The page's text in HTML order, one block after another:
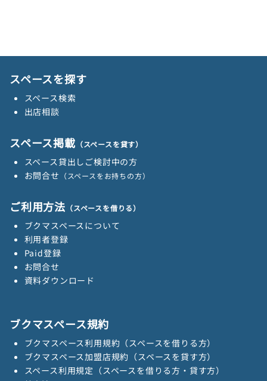
スペースを探す
スペース検索
出店相談
スペース掲載 （スペースを貸す）
スペース貸出しご検討中の方
お問合せ （スペースをお持ちの方）
ご利用方法 （スペースを借りる）
ブクマスペースについて
利用者登録
Paid登録
お問合せ
資料ダウンロード
ブクマスペース規約
ブクマスペース利用規約（スペースを借りる方）
ブクマスペース加盟店規約（スペースを貸す方）
スペース利用規定（スペースを借りる方・貸す方）